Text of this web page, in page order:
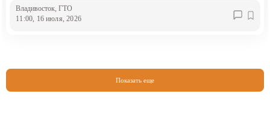
Владивосток, ГТО
11:00, 16 июля, 2026
Показать еще